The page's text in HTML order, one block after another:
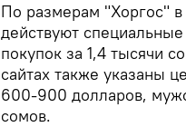
По размерам "Хоргос"
действуют
покупок за 1,4 тысячи
сайтах также указаны
600-900 долларов,
сомов.